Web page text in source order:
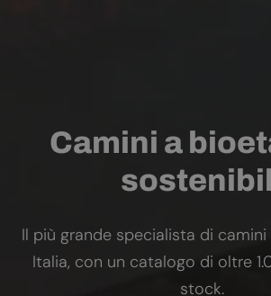
Camini a
Il più grande specialista di
Italia, con un catalogo di oltre
stock.